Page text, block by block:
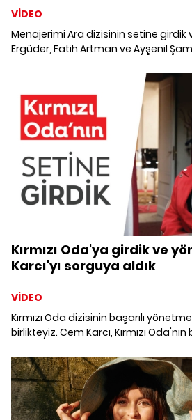
VİDEO
Menajerimi Ara dizisinin setine girdik
Ergüder, Fatih Artman ve Ayşenil
Kırmızı Oda'ya girdik ve
Karcı'yı sorguya aldık
VİDEO
Kırmızı Oda dizisinin başarılı
birlikteyiz. Cem Karcı, Kırmızı